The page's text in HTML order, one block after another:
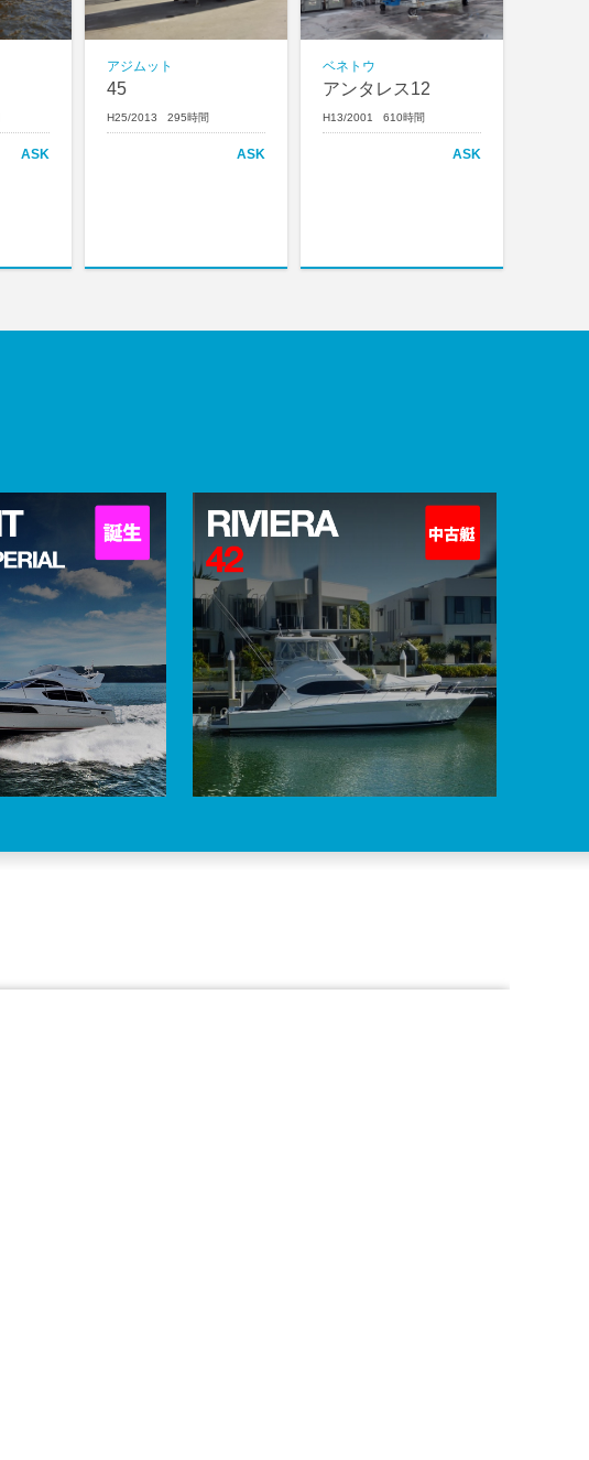
ASK
アジムット
45
H25/2013 295時間
ASK
ベネトウ
アンタレス12
H13/2001 610時間
ASK